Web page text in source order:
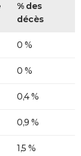
% des
décès
0 %
0 %
0,4 %
0,9 %
1,5 %